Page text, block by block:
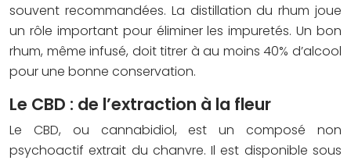
souvent recommandées. La distillation du rhum joue
un rôle important pour éliminer les impuretés. Un bon
rhum, même infusé, doit titrer à au moins 40% d’alcool
pour une bonne conservation.
Le CBD : de l’extraction à la fleur
Le CBD, ou cannabidiol, est un composé non
psychoactif extrait du chanvre. Il est disponible sous